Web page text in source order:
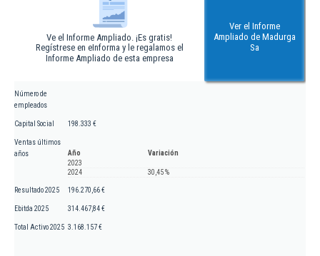
Ve el Informe Ampliado. ¡Es gratis!
Regístrese en eInforma y le regalamos el
Informe Ampliado de esta empresa
Ver el Informe
Ampliado de Madurga
Sa
Número de
empleados
Capital Social 198.333 €
Ventas últimos
años
Año
Variación
2023
2024
30,45 %
Resultado 2025 196.270,66 €
Ebitda 2025 314.467,84 €
Total Activo 2025 3.168.157 €